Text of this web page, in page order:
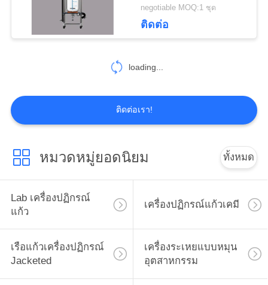
หมุนเวียนความร้อน
ในตู้เย็น
9
เครื่องดูดฝุ่นช่องทาง
13
negotiable MOQ:1 ชุด
ติดต่อ
loading...
ติดต่อเรา!
หมวดหมู่ยอดนิยม ทั้งหมด
Lab เครื่องปฏิกรณ์
แก้ว
เครื่องปฏิกรณ์แก้วเคมี
เรือแก้วเครื่องปฏิกรณ์
Jacketed
เครื่องระเหยแบบหมุน
อุตสาหกรรม